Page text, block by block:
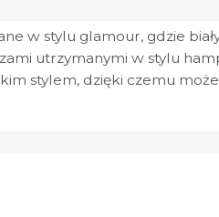
w stylu glamour, gdzie
utrzymanymi w stylu
stylem, dzięki czemu